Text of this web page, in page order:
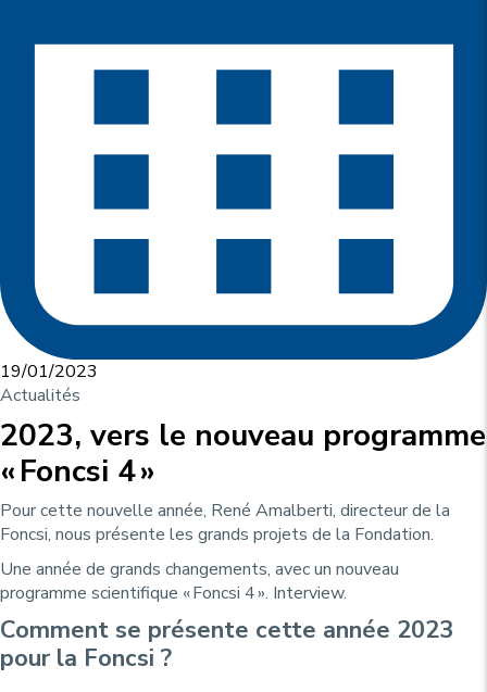
19/01/2023
Actualités
2023, vers le nouveau programme
« Foncsi 4 »
Pour cette nouvelle année, René Amalberti, directeur de la
Foncsi, nous présente les grands projets de la Fondation.
Une année de grands changements, avec un nouveau
programme scientifique « Foncsi 4 ». Interview.
Comment se présente cette année 2023
pour la Foncsi ?